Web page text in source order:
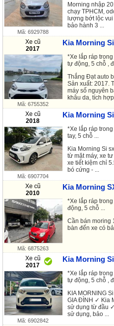
Mã: 6929788
Morning nhập
chạy TPHCM,
lượng bớt lộc vui
bảo hành 3 ...
Xe cũ
2017
Kia Morning
Mã: 6755352
*Xe lắp ráp
tự động, 5 chỗ ,
Thắng Đạt auto
Sản xuất: 2017.
máy số nguyên
khâu da, tích hợp
Xe cũ
2018
Kia Morning
Mã: 6907704
*Xe lắp ráp
tay, 5 chỗ ...
Kia Morning Si
từ mặt máy, xe
xe tiết kiệm chỉ
bó cứng - ...
Xe cũ
2010
Kia Morning
Mã: 6875263
*Xe lắp ráp
động, 5 chỗ ...
Cần bán moring
bàn đến xe có
Xe cũ
2017
Kia Morning
Mã: 6902842
*Xe lắp ráp
tự động, 5 chỗ ,
KIA MORNING
GIA ĐÌNH ✓ Kia
sử dụng từ đầu
sử dụng, bảo ...